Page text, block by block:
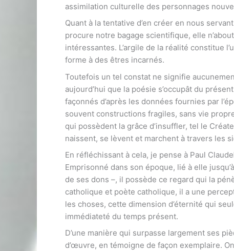
assimilation culturelle des personnages
Quant à la tentative d’en créer en nous
procure notre bagage scientifique, elle
intéressantes. L’argile de la réalité constitue
forme à des êtres incarnés.
Toutefois un tel constat ne signifie
aujourd’hui que la poésie s’occupât du
façonnés d’après les données fournies par
souvent constructions fragiles, sans vie
qui possèdent la grâce d’insuffler, tel le
naissent, se lèvent et marchent à travers les
En réfléchissant à cela, je pense à Paul
Emprisonné dans son époque, lié à elle
de ses dons –, il possède ce regard qui la
catholique et poète catholique, il a une
les choses, cette dimension d’éternité qui
immédiateté du temps présent.
D’une manière qui surpasse largement ses
d’œuvre, en témoigne de façon exemplaire.